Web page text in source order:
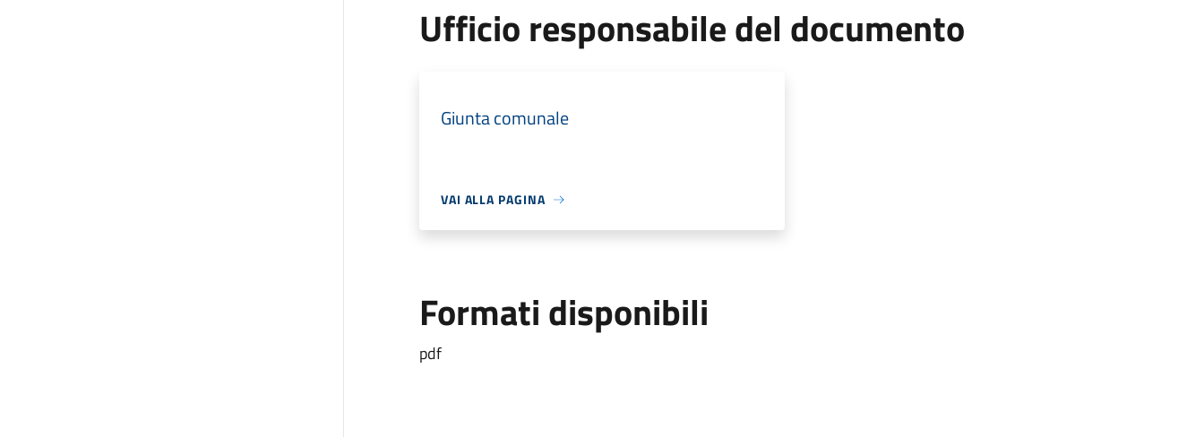
Ufficio responsabile del documento
Giunta comunale
VAI ALLA PAGINA
Formati disponibili
pdf